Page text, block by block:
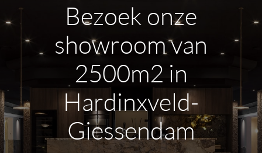
Bezoek onze
showroom van
2500m2 in
Hardinxveld-
Giessendam